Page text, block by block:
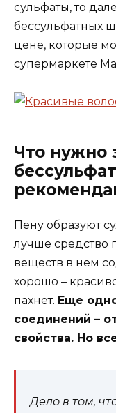
сульфаты, то
бессульфатных
цене, которые
супермаркете
Что нужно
Пену образуют
лучше средство
веществ в нем
хорошо –
пахнет. Еще
соединений –
свойства. Но
Дело в том,